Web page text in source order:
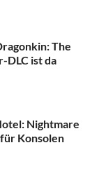
The
DLC ist da
Nightmare
Konsolen